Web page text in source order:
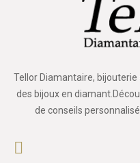
Tellor Diamantaire,
des bijoux en
de conseils